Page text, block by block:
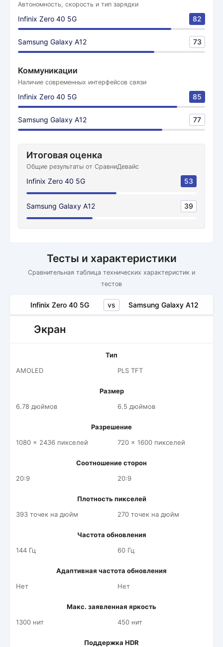
Автономность, скорость и тип зарядки
Infinix Zero 40 5G 82
Samsung Galaxy A12 73
Коммуникации
Наличие современных интерфейсов связи
Infinix Zero 40 5G 85
Samsung Galaxy A12 77
Итоговая оценка
Общие результаты от СравниДевайс
Infinix Zero 40 5G 53
Samsung Galaxy A12 39
Тесты и характеристики
Сравнительная таблица технических характеристик и
тестов
Infinix Zero 40 5G vs Samsung Galaxy A12
Экран
Тип
AMOLED
PLS TFT
Размер
6.78 дюймов
6.5 дюймов
Разрешение
1080 x 2436 пикселей
720 x 1600 пикселей
Соотношение сторон
20:9
20:9
Плотность пикселей
393 точек на дюйм
270 точек на дюйм
Частота обновления
144 Гц
60 Гц
Адаптивная частота обновления
Нет
Нет
Макс. заявленная яркость
1300 нит
450 нит
Поддержка HDR